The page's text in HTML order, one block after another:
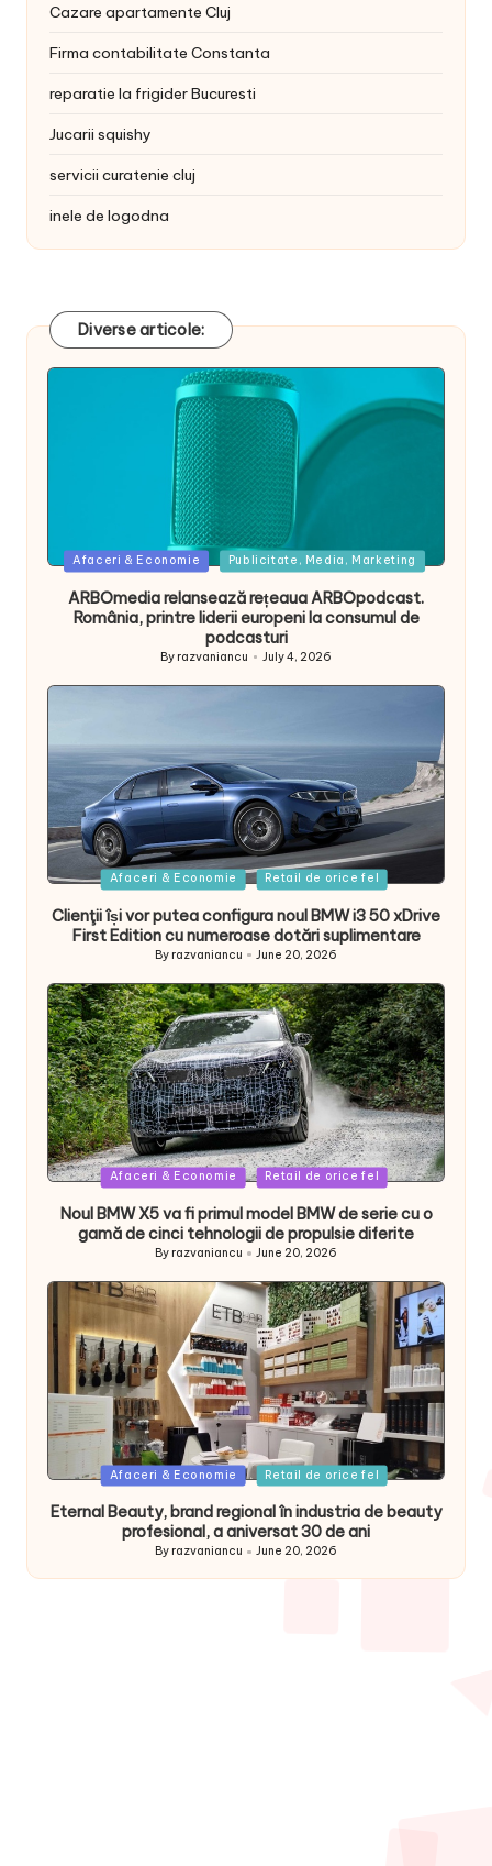
Cazare apartamente Cluj
Firma contabilitate Constanta
reparatie la frigider Bucuresti
Jucarii squishy
servicii curatenie cluj
inele de logodna
Diverse articole:
Posted
Afaceri & Economie Publicitate, Media, Marketing
ARBOmedia relansează rețeaua ARBOpodcast.
România, printre liderii europeni la consumul de
podcasturi
Posted
By razvaniancu July 4, 2026
Posted
Afaceri & Economie Retail de orice fel
Clienţii își vor putea configura noul BMW i3 50 xDrive
First Edition cu numeroase dotări suplimentare
Posted
By razvaniancu June 20, 2026
Posted
Afaceri & Economie Retail de orice fel
Noul BMW X5 va fi primul model BMW de serie cu o
gamă de cinci tehnologii de propulsie diferite
Posted
By razvaniancu June 20, 2026
Posted
Afaceri & Economie Retail de orice fel
Eternal Beauty, brand regional în industria de beauty
profesional, a aniversat 30 de ani
Posted
By razvaniancu June 20, 2026